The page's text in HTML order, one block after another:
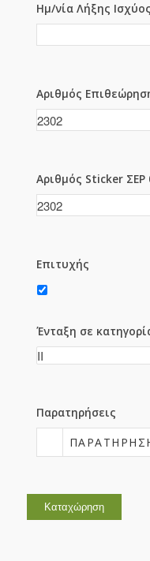
Ημ/νία Λήξης Ισχύος
Αριθμός
Αριθμός Sticker ΣΕΡ
Επιτυχής
Ένταξη σε
Παρατηρήσεις